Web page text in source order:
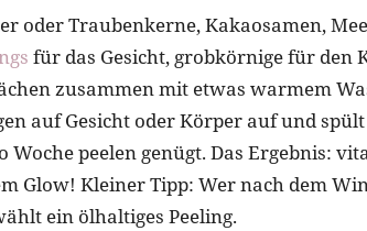
oder Traubenkerne, Kakaosamen,
für das Gesicht, grobkörnige für den
zusammen mit etwas warmem
auf Gesicht oder Körper auf und
Woche peelen genügt. Das Ergebnis:
Glow! Kleiner Tipp: Wer nach dem
ein ölhaltiges Peeling.